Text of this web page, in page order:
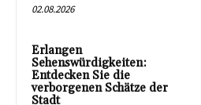
02.08.2026
Erlangen
Sehenswürdigkeiten:
Entdecken Sie die
verborgenen Schätze der
Stadt